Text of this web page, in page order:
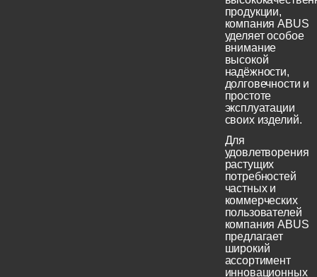
продукции,
компания ABUS
уделяет особое
внимание
высокой
надёжности,
долговечности и
простоте
эксплуатации
своих изделий.
Для
удовлетворения
растущих
потребностей
частных и
коммерческих
пользователей
компания ABUS
предлагает
широкий
ассортимент
инновационных